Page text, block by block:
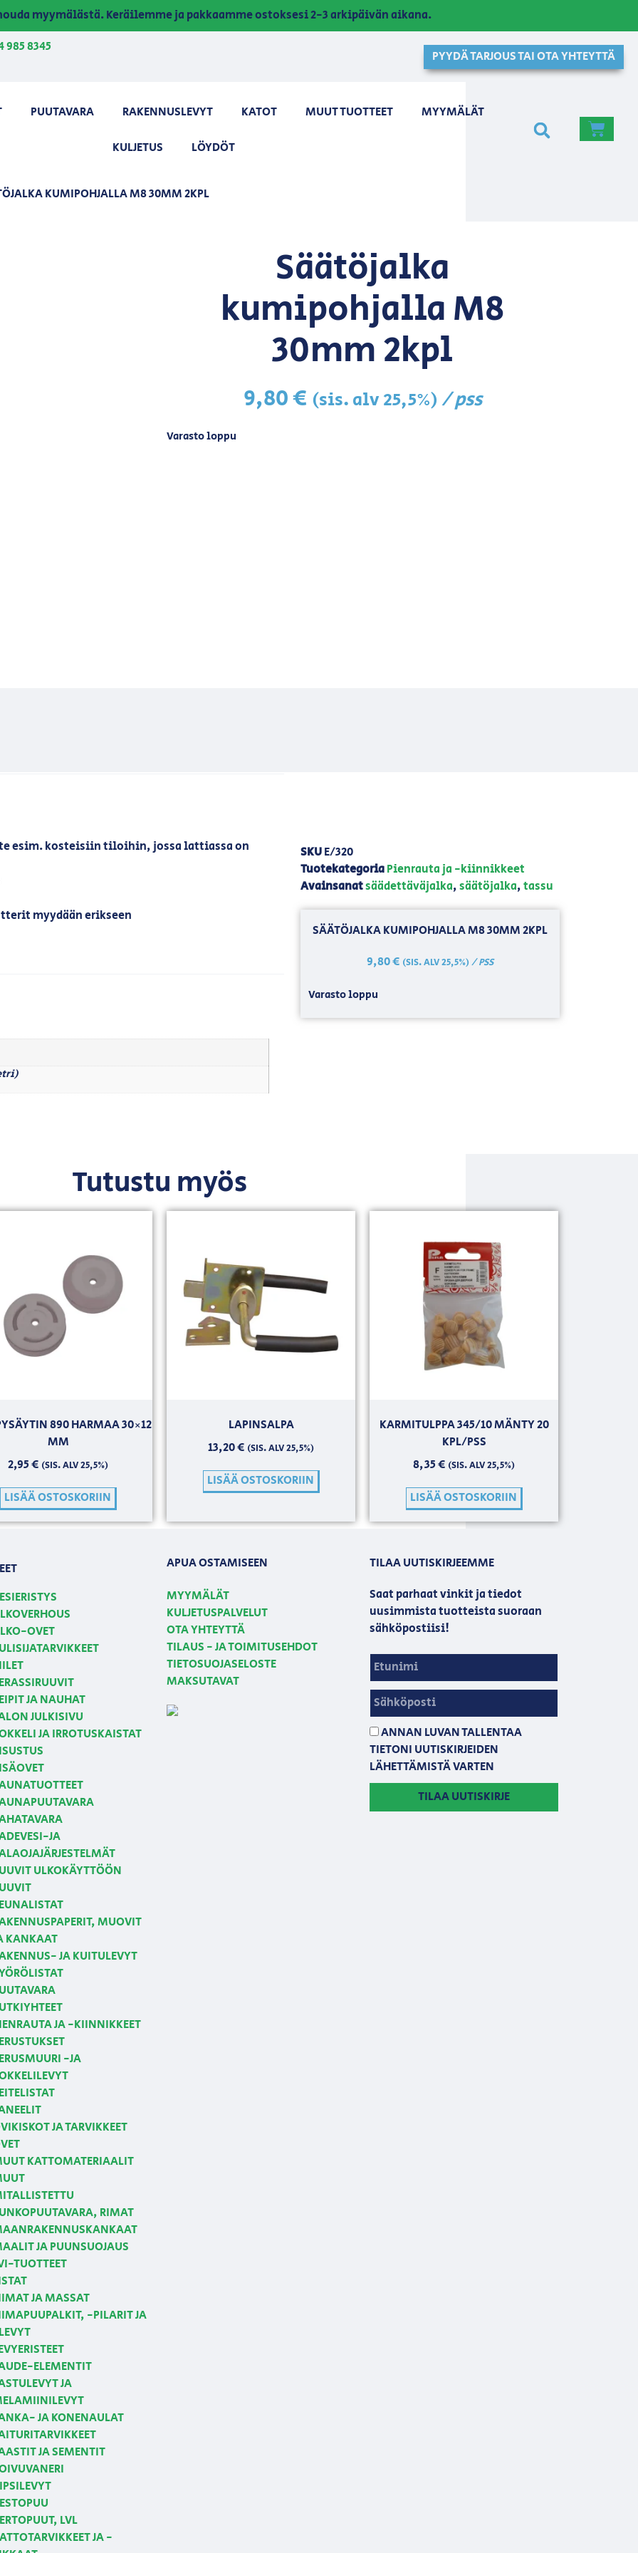
myymälästä. Keräilemme ja pakkaamme ostoksesi 2-3 arkipäivän aikana.
985 8345
PYYDÄ TARJOUS TAI OTA YHTEYTTÄ
PUUTAVARA RAKENNUSLEVYT KATOT MUUT TUOTTEET MYYMÄLÄT
KULJETUS LÖYDÖT
KUMIPOHJALLA M8 30MM 2KPL
Säätöjalka
kumipohjalla M8
30mm 2kpl
9,80€ (sis. alv 25,5%)/ pss
Varasto loppu
esim. kosteisiin tiloihin, jossa lattiassa on
myydään erikseen
SKUE/320
TuotekategoriaPienrauta ja -kiinnikkeet
Avainsanatsäädettäväjalka,säätöjalka,tassu
SÄÄTÖJALKA KUMIPOHJALLA M8 30MM 2KPL
9,80€ (SIS. ALV 25,5%)/ PSS
Varasto loppu
Tutustu myös
890 HARMAA 30×12
MM
2,95€ (SIS. ALV 25,5%)
LISÄÄ OSTOSKORIIN
LAPINSALPA
13,20€ (SIS. ALV 25,5%)
LISÄÄ OSTOSKORIIN
KARMITULPPA 345/10 MÄNTY 20
KPL/PSS
8,35€ (SIS. ALV 25,5%)
LISÄÄ OSTOSKORIIN
OVET
JA NAUHAT
JULKISIVU
JA IRROTUSKAISTAT
JA
ULKOKÄYTTÖÖN
MUOVIT
KANKAAT
JA KUITULEVYT
JA -KIINNIKKEET
-JA
JA TARVIKKEET
KATTOMATERIAALIT
RIMAT
JA PUUNSUOJAUS
TUOTTEET
JA MASSAT
-PILARIT JA
ELEMENTIT
JA
JA KONENAULAT
JA SEMENTIT
LVL
JA -
APUA OSTAMISEEN
MYYMÄLÄT
KULJETUSPALVELUT
OTA YHTEYTTÄ
TILAUS - JA TOIMITUSEHDOT
TIETOSUOJASELOSTE
MAKSUTAVAT
TILAA UUTISKIRJEEMME
Saat parhaat vinkit ja tiedot
uusimmista tuotteista suoraan
sähköpostiisi!
ANNAN LUVAN TALLENTAA
TIETONI UUTISKIRJEIDEN
LÄHETTÄMISTÄ VARTEN
TILAA UUTISKIRJE